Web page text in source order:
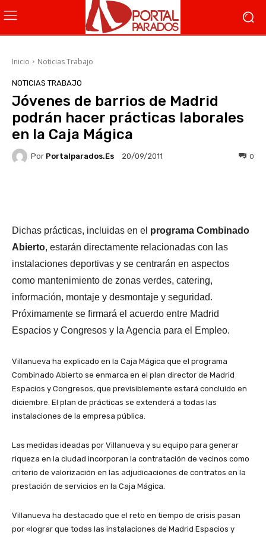
Inicio Noticias Trabajo
NOTICIAS TRABAJO
Jóvenes de barrios de Madrid
podrán hacer prácticas laborales
en la Caja Mágica
Por Portalparados.es 20/09/2011 0
Dichas prácticas, incluidas en el programa Combinado
Abierto, estarán directamente relacionadas con las
instalaciones deportivas y se centrarán en aspectos
como mantenimiento de zonas verdes, catering,
información, montaje y desmontaje y seguridad.
Próximamente se firmará el acuerdo entre Madrid
Espacios y Congresos y la Agencia para el Empleo.
Villanueva ha explicado en la Caja Mágica que el programa
Combinado Abierto se enmarca en el plan director de Madrid
Espacios y Congresos, que previsiblemente estará concluido en
diciembre. El plan de prácticas se extenderá a todas las
instalaciones de la empresa pública.
Las medidas ideadas por Villanueva y su equipo para generar
riqueza en la ciudad incorporan la contratación de vecinos como
criterio de valorización en las adjudicaciones de contratos en la
prestación de servicios en la Caja Mágica.
Villanueva ha destacado que el reto en tiempo de crisis pasan
por «lograr que todas las instalaciones de Madrid Espacios y